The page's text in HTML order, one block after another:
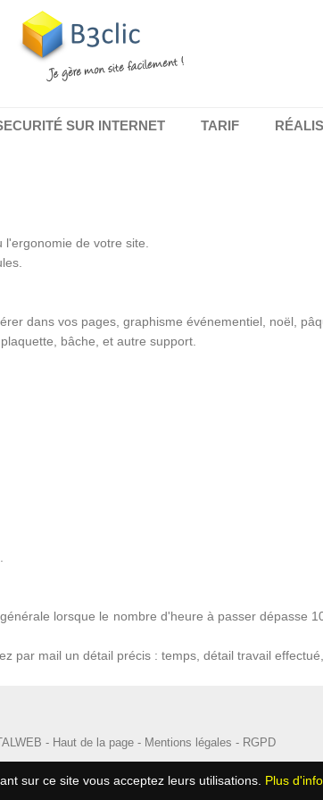
SUR INTERNET TARIF
de votre site.
dans vos pages, graphisme événementiel, noël,
bâche, et autre support.
lorsque le nombre d'heure à passer dépasse
par mail un détail précis : temps, détail travail
- Haut de la page- Mentions légales - RGPD
sur ce site vous acceptez leurs utilisations. Plus